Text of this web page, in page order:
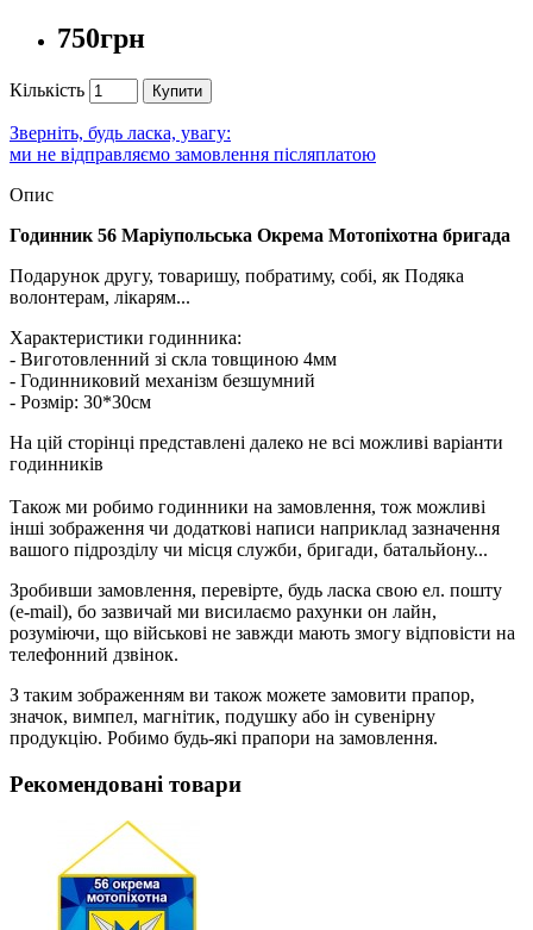
750грн
Кількість Купити
Зверніть, будь ласка, увагу:
ми не відправляємо замовлення післяплатою
Опис
Годинник 56 Маріупольська Окрема Мотопіхотна бригада
Подарунок другу, товаришу, побратиму, собі, як Подяка
волонтерам, лікарям...
Характеристики годинника:
- Виготовленний зі скла товщиною 4мм
- Годинниковий механізм безшумний
- Розмір: 30*30см
На цій сторінці представлені далеко не всі можливі варіанти
годинників
Також ми робимо годинники на замовлення, тож можливі
інші зображення чи додаткові написи наприклад зазначення
вашого підрозділу чи місця служби, бригади, батальйону...
Зробивши замовлення, перевірте, будь ласка свою ел. пошту
(e-mail), бо зазвичай ми висилаємо рахунки он лайн,
розуміючи, що військові не завжди мають змогу відповісти на
телефонний дзвінок.
З таким зображенням ви також можете замовити прапор,
значок, вимпел, магнітик, подушку або ін сувенірну
продукцію. Робимо будь-які прапори на замовлення.
Рекомендовані товари